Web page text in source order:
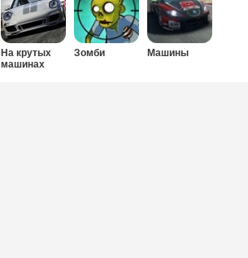
На крутых
машинах
Зомби Машины